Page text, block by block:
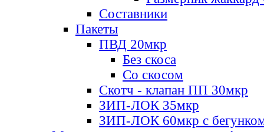
Составники
Пакеты
ПВД 20мкр
Без скоса
Со скосом
Скотч - клапан ПП 30мкр
ЗИП-ЛОК 35мкр
ЗИП-ЛОК 60мкр с